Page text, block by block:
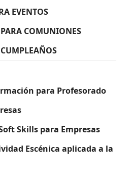
EVENTOS
COMUNIONES
para Profesorado
Skills para Empresas
Escénica aplicada a la